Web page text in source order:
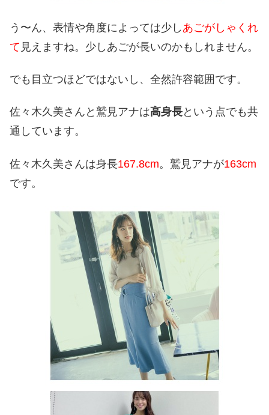
う〜ん、表情や角度によっては少し あごがしゃくれ
て 見えますね。少しあごが長いのかもしれません。
でも目立つほどではないし、全然許容範囲です。
佐々木久美さんと鷲見アナは高身長という点でも共
通しています。
佐々木久美さんは身長167.8cm。鷲見アナが163cm
です。